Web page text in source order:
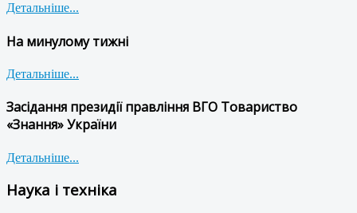
Детальніше...
На минулому тижні
Детальніше...
Засідання президії правління ВГО Товариство
«Знання» України
Детальніше...
Наука і техніка